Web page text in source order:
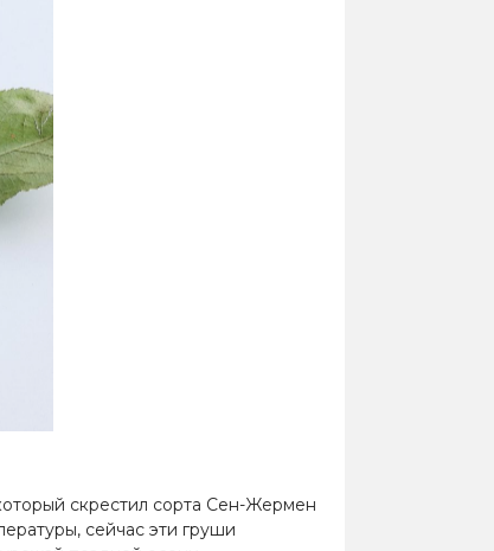
скрестил сорта Сен-Жермен
сейчас эти груши